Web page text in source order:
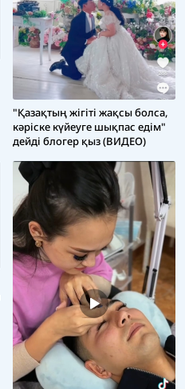
"Қазақтың жігіті жақсы болса,
кәріске күйеуге шықпас едім"
дейді блогер қыз (ВИДЕО)